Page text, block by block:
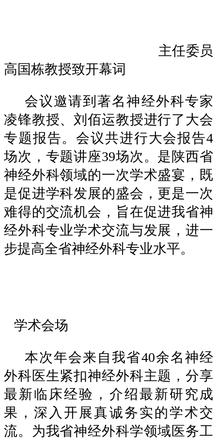
主任委员
高国栋教授致开幕词
会议邀请到著名神经外科专家
凌锋教授、刘佰运教授进行了大会
专题报告。会议共进行大会报告4
场次，专题讲座39场次。是陕西省
神经外科领域的一次学术盛宴，既
是促进学科发展的盛会，更是一次
难得的交流机会，旨在促进我省神
经外科专业学术交流与发展，进一
步提高全省神经外科专业水平。
学术会场
本次年会来自我省40余名神经
外科医生紧扣神经外科主题，分享
最新临床经验，介绍最新研究成
果，深入开展真诚务实的学术交
流。为我省神经外科学领域医务工